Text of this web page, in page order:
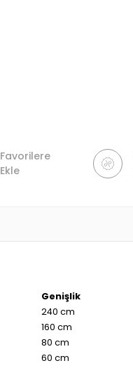
Favorilere
Ekle
Genişlik
240 cm
160 cm
80 cm
60 cm